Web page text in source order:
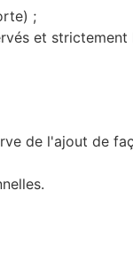
;
et strictement
de l'ajout de